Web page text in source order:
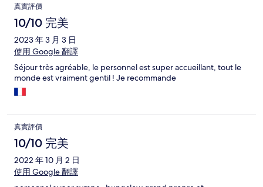
真實評價
10/10 完美
2023 年 3 月 3 日
使用 Google 翻譯
Séjour très agréable, le personnel est super accueillant, tout le
monde est vraiment gentil ! Je recommande
真實評價
10/10 完美
2022 年 10 月 2 日
使用 Google 翻譯